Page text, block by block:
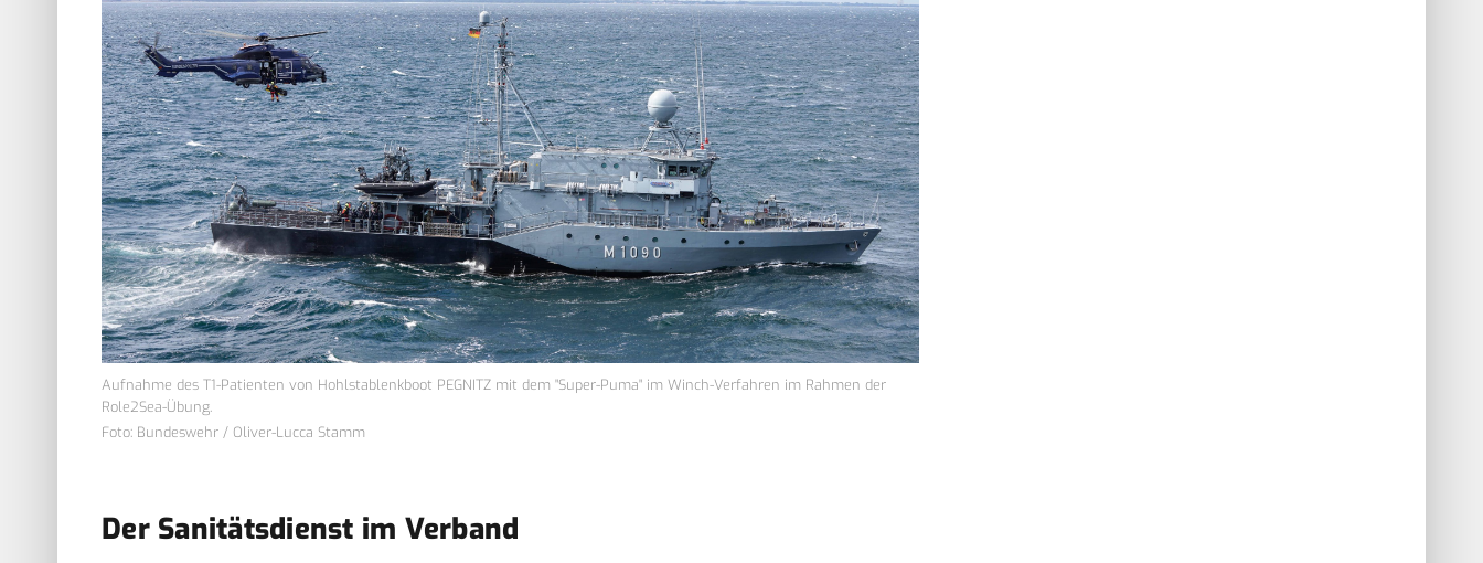
Aufnahme des T1-Patienten von Hohlstablenkboot PEGNITZ mit dem "Super-Puma" im Winch-Verfahren im Rahmen der
Role2Sea-Übung.
Foto: Bundeswehr / Oliver-Lucca Stamm
Der Sanitätsdienst im Verband